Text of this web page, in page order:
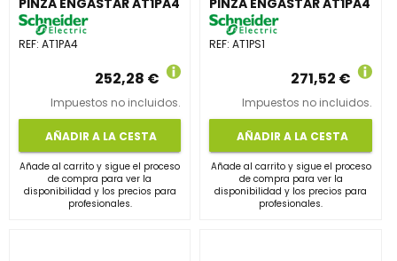
PINZA ENGASTAR AT1PA4
REF: AT1PA4
252,28 €
Impuestos no incluidos.
AÑADIR A LA CESTA
Añade al carrito y sigue el proceso
de compra para ver la
disponibilidad y los precios para
profesionales.
PINZA ENGASTAR AT1PA4
REF:AT1PS1
271,52 €
Impuestos no incluidos.
AÑADIR A LA CESTA
Añade al carrito y sigue el proceso
de compra para ver la
disponibilidad y los precios para
profesionales.